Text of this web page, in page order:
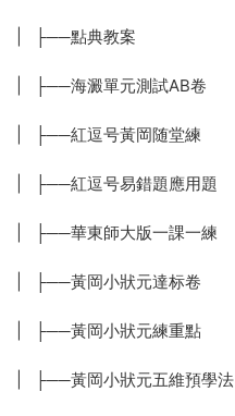
| ├──點典教案
| ├──海澱單元測試AB卷
| ├──紅逗号黃岡随堂練
| ├──紅逗号易錯題應用題
| ├──華東師大版一課一練
| ├──黃岡小狀元達标卷
| ├──黃岡小狀元練重點
| ├──黃岡小狀元五維預學法